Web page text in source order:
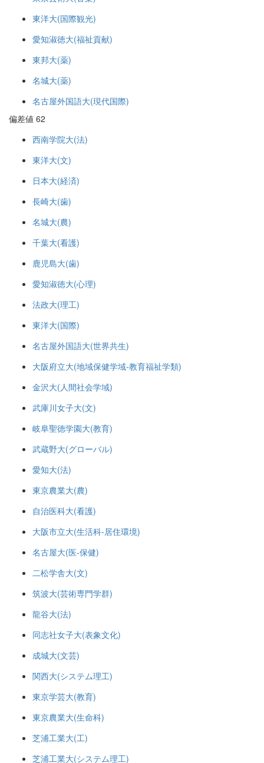
東洋大(国際観光)
愛知淑徳大(福祉貢献)
東邦大(薬)
名城大(薬)
名古屋外国語大(現代国際)
偏差値 62
西南学院大(法)
東洋大(文)
日本大(経済)
長崎大(歯)
名城大(農)
千葉大(看護)
鹿児島大(歯)
愛知淑徳大(心理)
法政大(理工)
東洋大(国際)
名古屋外国語大(世界共生)
大阪府立大(地域保健学域-教育福祉学類)
金沢大(人間社会学域)
武庫川女子大(文)
岐阜聖徳学園大(教育)
武蔵野大(グローバル)
愛知大(法)
東京農業大(農)
自治医科大(看護)
大阪市立大(生活科-居住環境)
名古屋大(医-保健)
二松学舎大(文)
筑波大(芸術専門学群)
龍谷大(法)
同志社女子大(表象文化)
成城大(文芸)
関西大(システム理工)
東京学芸大(教育)
東京農業大(生命科)
芝浦工業大(工)
芝浦工業大(システム理工)